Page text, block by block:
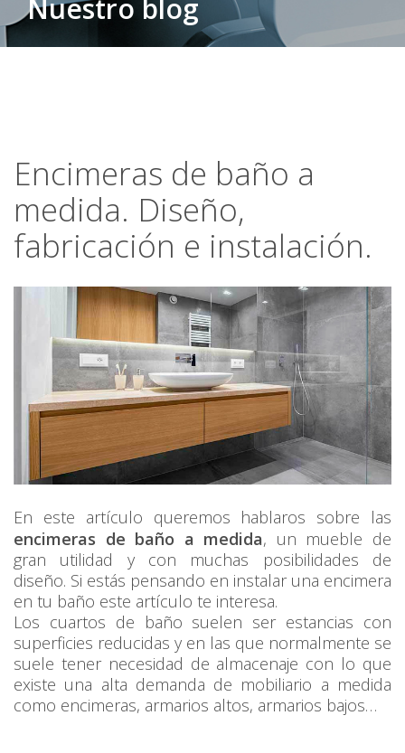
Nuestro blog
Encimeras de baño a
medida. Diseño,
fabricación e instalación.
En este artículo queremos hablaros sobre las
encimeras de baño a medida, un mueble de
gran utilidad y con muchas posibilidades de
diseño. Si estás pensando en instalar una encimera
en tu baño este artículo te interesa.
Los cuartos de baño suelen ser estancias con
superficies reducidas y en las que normalmente se
suele tener necesidad de almacenaje con lo que
existe una alta demanda de mobiliario a medida
como encimeras, armarios altos, armarios bajos…